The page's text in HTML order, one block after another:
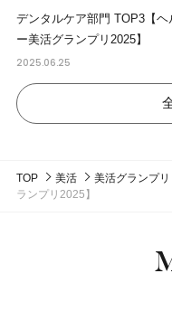
デンタルケア部門 TOP3【ヘ
ー美活グランプリ2025】
2025.06.25
TOP 美活 美活グランプリ
ランプリ2025】